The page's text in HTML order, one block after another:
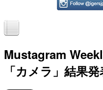
Mustagram
「カメラ」結果発